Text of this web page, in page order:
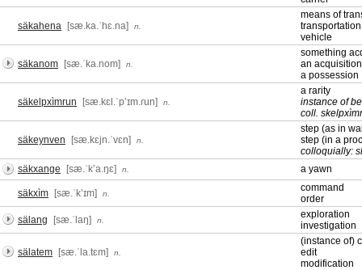
säkahena [sæ.ka.ˈhɛ.na] n.
means of
vehicle
säkanom [sæ.ˈka.nom] n.
something
an acquisition
a possession
säkelpxìmrun [sæ.kɛl.ˈpʼɪm.ɾun] n.
a rarity
instance of
coll.
säkeynven [sæ.kɛjn.ˈvɛn] n.
step (as in
step (in a
colloquially:
säkxange
[sæ.ˈkʼa.ŋɛ] n. a yawn
säkxìm [sæ.ˈkʼɪm] n.
command
order
sälang
[sæ.ˈlaŋ] n.
exploration
investigation
sälatem [sæ.ˈla.tɛm] n.
(instance of)
edit
modification